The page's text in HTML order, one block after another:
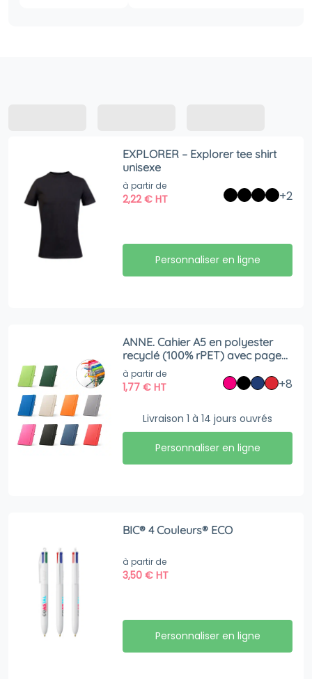
EXPLORER – Explorer tee shirt
unisexe
à partir de
2,22€ HT +2
Personnaliser en ligne
ANNE. Cahier A5 en polyester
recyclé (100% rPET) avec pages
lignées
à partir de
1,77€ HT +8
Livraison 1 à 14 jours ouvrés
Personnaliser en ligne
BIC® 4 Couleurs® ECO
à partir de
3,50€ HT
Personnaliser en ligne